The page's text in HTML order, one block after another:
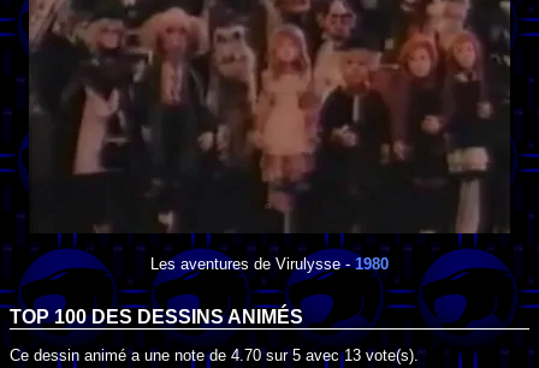
Les aventures de Virulysse- 1980
TOP 100 DES DESSINS ANIMÉS
Ce dessin animé a une note de 4.70sur5 avec13 vote(s).